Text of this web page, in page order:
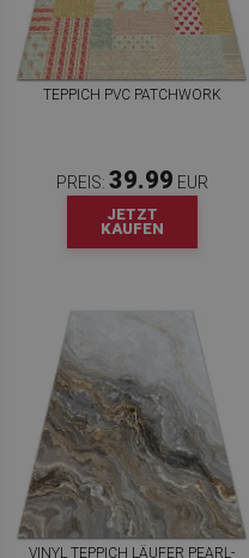
TEPPICH PVC PATCHWORK
PREIS: 39.99 EUR
JETZT
KAUFEN
VINYL TEPPICH LÄUFER PEARL-